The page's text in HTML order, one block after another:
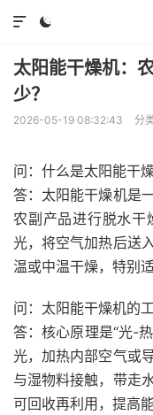


太阳能干燥机：
少？
2026-05-19 08:32:43 分
问：什么是太阳能干燥
答：太阳能干燥机是
农副产品进行脱水干
光，将空气加热后送
温或中温干燥，特别
问：太阳能干燥机的
答：核心原理是“光-
光，加热内部空气或
与湿物料接触，带走
可回收再利用，提高能